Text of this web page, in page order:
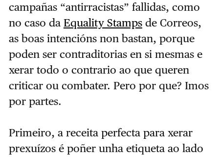
campañas “antirracistas” fallidas, como
no caso da Equality Stampsde Correos,
as boas intencións non bastan, porque
poden ser contraditorias en si mesmas e
xerar todo o contrario ao que queren
criticar ou combater. Pero por que? Imos
por partes.
Primeiro, a receita perfecta para xerar
prexuízos é poñer unha etiqueta ao lado